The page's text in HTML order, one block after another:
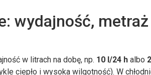
wydajność,
w litrach na dobę, np. 10 l/24 h albo
ciepło i wysoka wilgotność). W